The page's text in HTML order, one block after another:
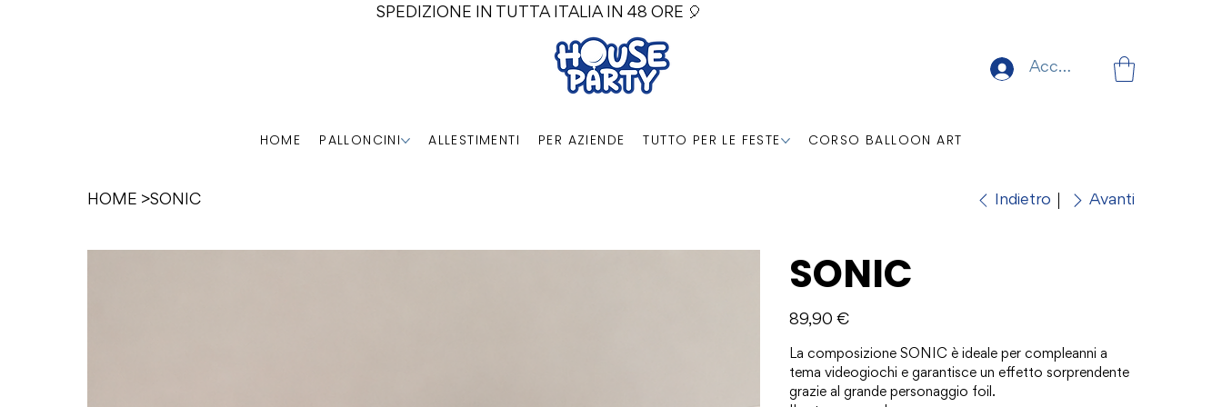
SPEDIZIONE IN TUTTA ITALIA IN 48 ORE 🎈
Accedi
HOME PALLONCINI ALLESTIMENTI PER AZIENDE TUTTO PER LE FESTE CORSO BALLOON ART
HOME >SONIC Indietro Avanti
SONIC
Prezzo
89,90 €
La composizione SONIC è ideale per compleanni a
tema videogiochi e garantisce un effetto sorprendente
grazie al grande personaggio foil.